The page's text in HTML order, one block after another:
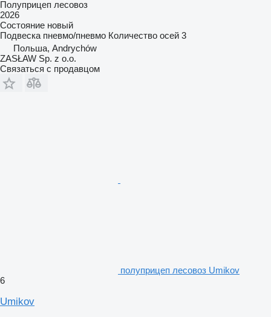
Полуприцеп лесовоз
2026
Состояние новый
Подвеска пневмо/пневмо Количество осей 3
Польша, Andrychów
ZASŁAW Sp. z o.o.
Связаться с продавцом
полуприцеп лесовоз Umikov
6
Umikov